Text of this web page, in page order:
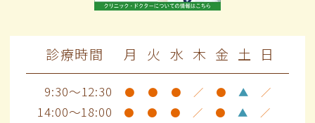
診療時間 月 火 水 木 金 土 日
9:30～12:30 ● ● ● ／ ● ▲ ／
14:00～18:00 ● ● ● ／ ● ▲ ／